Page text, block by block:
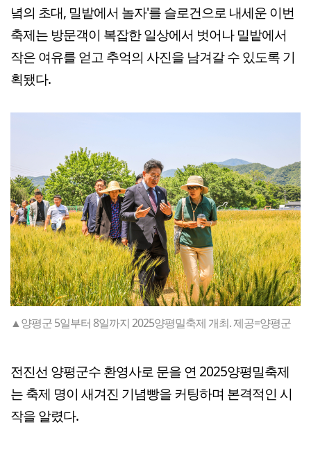
녘의 초대, 밀밭에서 놀자'를 슬로건으로 내세운 이번
축제는 방문객이 복잡한 일상에서 벗어나 밀밭에서
작은 여유를 얻고 추억의 사진을 남겨갈 수 있도록 기
획됐다.
▲양평군 5일부터 8일까지 2025양평밀축제 개최. 제공=양평군
전진선 양평군수 환영사로 문을 연 2025양평밀축제
는 축제 명이 새겨진 기념빵을 커팅하며 본격적인 시
작을 알렸다.